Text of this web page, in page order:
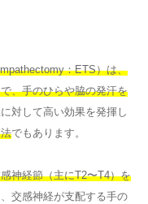
：ETS）は、
、手のひらや脇の発汗を
対して高い効果を発揮し
でもあります。
神経節（主にT2〜T4）を
交感神経が支配する手の